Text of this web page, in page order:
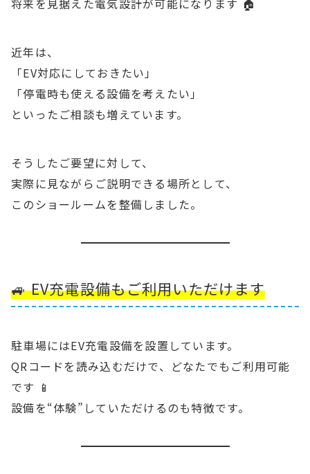
将来を見据えた電気設計が可能になります 🏠
近年は、
「EV対応にしておきたい」
「停電時も使える設備を考えたい」
といったご相談も増えています。
そうしたご要望に対して、
実際に見ながらご説明できる場所として、
このショールームを整備しました。
🚙 EV充電設備もご利用いただけます
駐車場にはEV充電設備を設置しています。
QRコードを読み込むだけで、どなたでもご利用可能
です 📱
設備を“体験”していただけるのも特徴です。